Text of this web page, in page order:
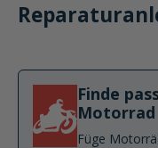
Finde
Motorrad
Füge